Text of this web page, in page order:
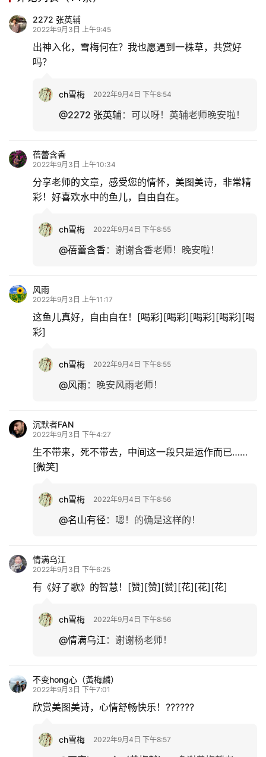
2272 张英辅
2022年9月3日 上午9:45
出神入化，雪梅何在？我也愿遇到一株草，共赏好
吗？
ch雪梅 2022年9月4日 下午8:54
@2272 张英辅： 可以呀！英辅老师晚安啦！
蓓蕾含香
2022年9月3日 上午10:34
分享老师的文章，感受您的情怀，美图美诗，非常精
彩！好喜欢水中的鱼儿，自由自在。
ch雪梅 2022年9月4日 下午8:55
@蓓蕾含香： 谢谢含香老师！晚安啦！
风雨
2022年9月3日 上午11:17
这鱼儿真好，自由自在！[喝彩][喝彩][喝彩][喝彩][喝
彩]
ch雪梅 2022年9月4日 下午8:55
@风雨： 晚安风雨老师！
沉默者FAN
2022年9月3日 下午4:27
生不带来，死不带去，中间这一段只是运作而已……
[微笑]
ch雪梅 2022年9月4日 下午8:56
@名山有径： 嗯！的确是这样的！
情满乌江
2022年9月3日 下午6:25
有《好了歌》的智慧！[赞][赞][赞][花][花][花]
ch雪梅 2022年9月4日 下午8:56
@情满乌江 ： 谢谢杨老师！
不变hong心（黃梅麟）
2022年9月3日 下午7:01
欣赏美图美诗，心情舒畅快乐！??????
ch雪梅 2022年9月4日 下午8:57